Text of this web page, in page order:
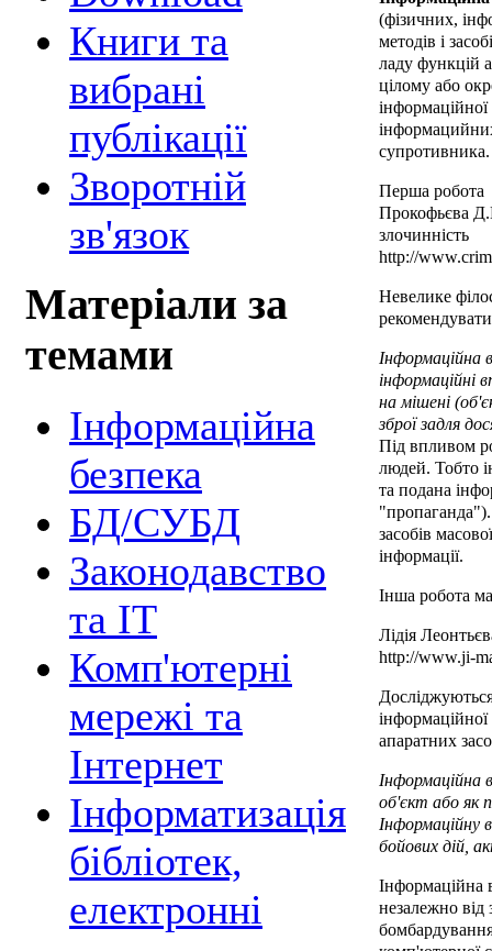
Книги та
вибрані
публікації
Зворотній
зв'язок
Матеріали за
темами
Інформаційна
безпека
БД/СУБД
Законодавство
та ІТ
Комп'ютерні
мережі та
Інтернет
Інформатизація
бібліотек,
електронні
(фізичних,
методів і
ладу функцій
цілому або
супротивника.
Перша робота
Прокофьєва
злочинність
http://
Невелике
Інформаційна
інформаційні
на мішені
зброї задля
Під впливом
людей. Тобто
та подана
засобів
інформації.
Інша робота
Лідія
http://www.ji-
апаратних
Інформаційна
об'єкт або як
Інформаційну
бойових дій,
Інформаційна
незалежно від